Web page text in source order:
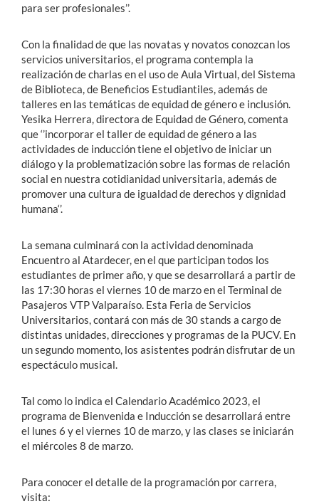
para ser profesionales’’.
Con la finalidad de que las novatas y novatos conozcan los
servicios universitarios, el programa contempla la
realización de charlas en el uso de Aula Virtual, del Sistema
de Biblioteca, de Beneficios Estudiantiles, además de
talleres en las temáticas de equidad de género e inclusión.
Yesika Herrera, directora de Equidad de Género, comenta
que ‘’incorporar el taller de equidad de género a las
actividades de inducción tiene el objetivo de iniciar un
diálogo y la problematización sobre las formas de relación
social en nuestra cotidianidad universitaria, además de
promover una cultura de igualdad de derechos y dignidad
humana‘’.
La semana culminará con la actividad denominada
Encuentro al Atardecer, en el que participan todos los
estudiantes de primer año, y que se desarrollará a partir de
las 17:30 horas el viernes 10 de marzo en el Terminal de
Pasajeros VTP Valparaíso. Esta Feria de Servicios
Universitarios, contará con más de 30 stands a cargo de
distintas unidades, direcciones y programas de la PUCV. En
un segundo momento, los asistentes podrán disfrutar de un
espectáculo musical.
Tal como lo indica el Calendario Académico 2023, el
programa de Bienvenida e Inducción se desarrollará entre
el lunes 6 y el viernes 10 de marzo, y las clases se iniciarán
el miércoles 8 de marzo.
Para conocer el detalle de la programación por carrera,
visita: